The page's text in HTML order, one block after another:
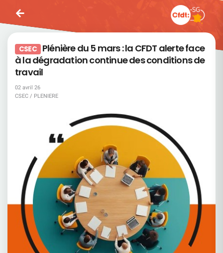
CSEC Plénière du 5 mars : la CFDT alerte face
à la dégradation continue des conditions de
travail
02 avril 26
CSEC / PLENIERE